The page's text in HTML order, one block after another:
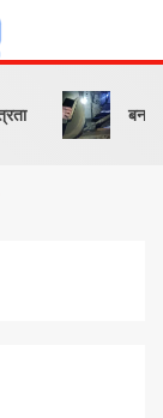
बनारस